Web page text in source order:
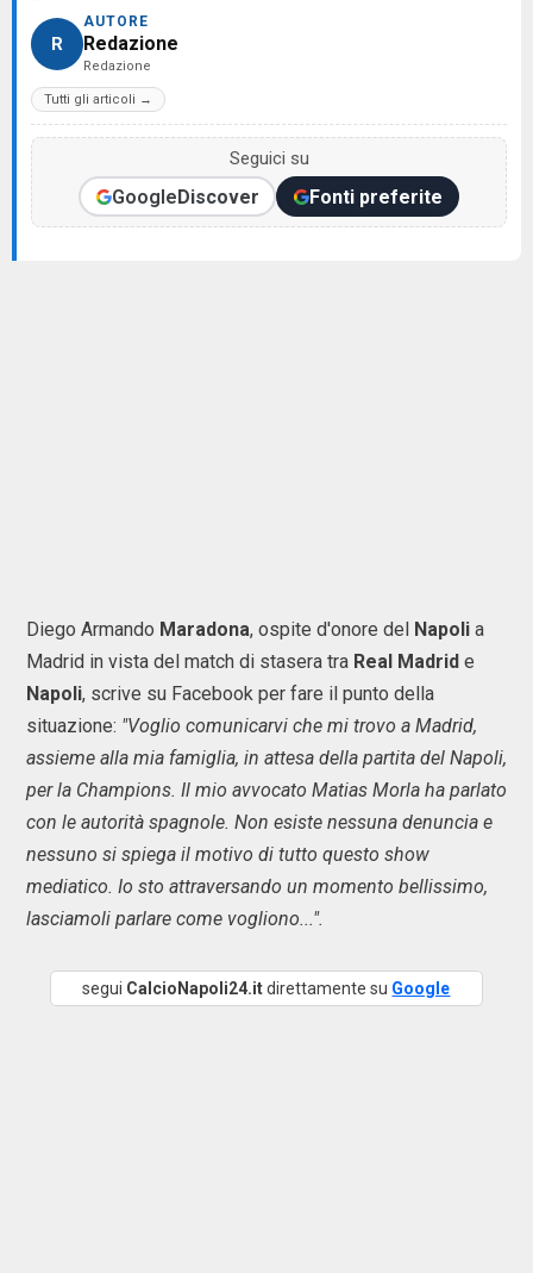
R
AUTORE
Redazione
Redazione
Tutti gli articoli →
Seguici su
GoogleDiscover Fonti preferite
Diego Armando Maradona, ospite d'onore del Napoli a
Madrid in vista del match di stasera tra Real Madrid e
Napoli, scrive su Facebook per fare il punto della
situazione: "Voglio comunicarvi che mi trovo a Madrid,
assieme alla mia famiglia, in attesa della partita del Napoli,
per la Champions. Il mio avvocato Matias Morla ha parlato
con le autorità spagnole. Non esiste nessuna denuncia e
nessuno si spiega il motivo di tutto questo show
mediatico. Io sto attraversando un momento bellissimo,
lasciamoli parlare come vogliono...".
segui CalcioNapoli24.itdirettamente su Google